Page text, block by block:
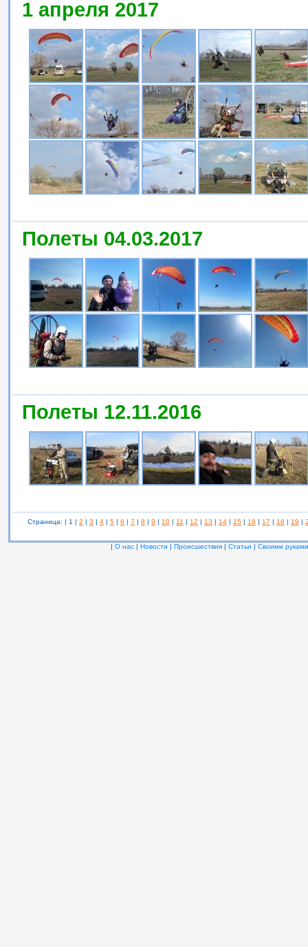
1 апреля 2017
Полеты 04.03.2017
Полеты 12.11.2016
Страница: | 1 | 2 | 3 | 4 | 5 | 6 | 7 | 8 | 9 | 10 | 11 | 12 | 13 | 14 | 15 | 16 | 17 | 18 | 19 |
| О нас | Новости | Происшествия | Статьи | Своими руками